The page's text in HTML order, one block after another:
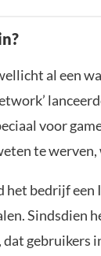
al een
voor
te
het bedrijf
Sindsdien
dat gebruikers